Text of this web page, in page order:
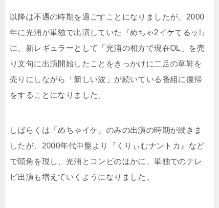
以降は不遇の時期を過ごすことになりましたが、2000
年に光浦が単独で出演していた『めちゃ2イケてるッ!』
に、新レギュラーとして「光浦の相方で現在OL」を売
り文句に出演開始したことをきっかけに二足の草鞋を
売りにしながら「新しい波」が続いている番組に復帰
をすることになりました。
しばらくは「めちゃイケ」のみの出演の時期が続きま
したが、2000年代中盤より『くりぃむナントカ』など
で頭角を現し、光浦とコンビのほかに、単独でのテレ
ビ出演も増えていくようになりました。